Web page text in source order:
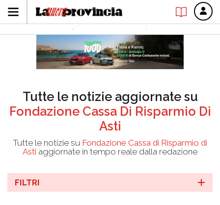
Tutte le notizie aggiornate su
Fondazione Cassa Di Risparmio Di
Asti
Tutte le notizie su Fondazione Cassa di Risparmio di
Asti aggiornate in tempo reale dalla redazione
FILTRI